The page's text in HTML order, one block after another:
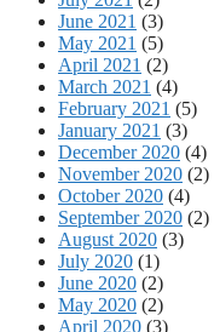
June 2021 (3)
May 2021 (5)
April 2021 (2)
March 2021 (4)
February 2021 (5)
January 2021 (3)
December 2020 (4)
November 2020 (2)
October 2020 (4)
September 2020 (2)
August 2020 (3)
July 2020 (1)
June 2020 (2)
May 2020 (2)
April 2020 (3)